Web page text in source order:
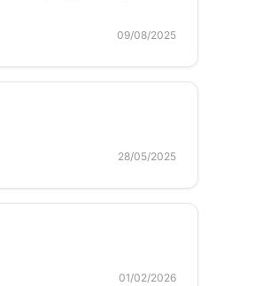
09/08/2025
28/05/2025
01/02/2026